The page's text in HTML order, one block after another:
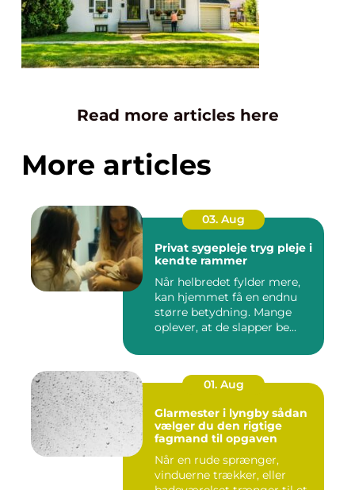
Read more articles here
More articles
03. Aug
Privat sygepleje tryg pleje i
kendte rammer
Når helbredet fylder mere,
kan hjemmet få en endnu
større betydning. Mange
oplever, at de slapper be...
01. Aug
Glarmester i lyngby sådan
vælger du den rigtige
fagmand til opgaven
Når en rude sprænger,
vinduerne trækker, eller